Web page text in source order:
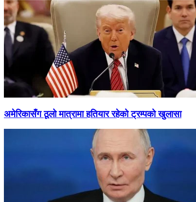
अमेरिकासँग ठूलो मात्रामा हतियार रहेको ट्रम्पको खुलासा